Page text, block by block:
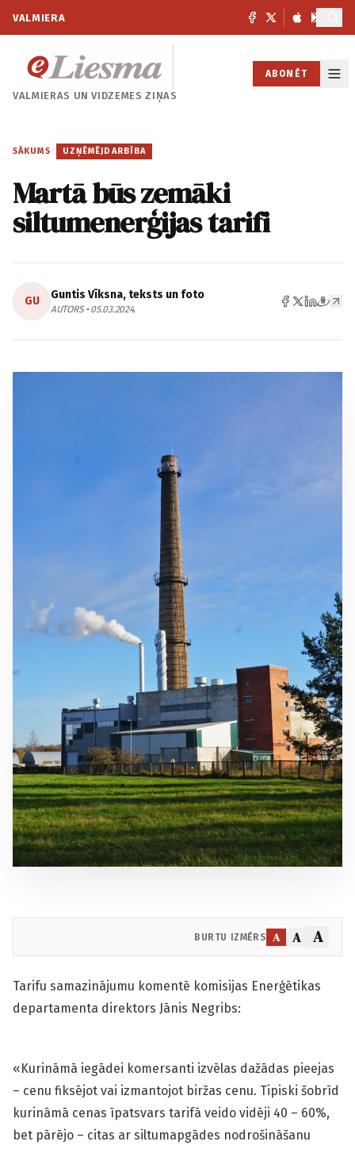
VALMIERA
VALMIERAS UNVIDZEMES ZIŅAS
ABONĒT
SĀKUMS / UZŅĒMĒJDARBĪBA
Martā būs zemāki
siltumenerģijas tarifi
GU Guntis Vīksna, teksts un foto
AUTORS • 05.03.2024.
BURTU IZMĒRS A A A
Tarifu samazinājumu komentē komisijas Enerģētikas
departamenta direktors Jānis Negribs:
«Kurināmā iegādei komersanti izvēlas dažādas pieejas
– cenu fiksējot vai izmantojot biržas cenu. Tipiski šobrīd
kurināmā cenas īpatsvars tarifā veido vidēji 40 – 60%,
bet pārējo – citas ar siltumapgādes nodrošināšanu